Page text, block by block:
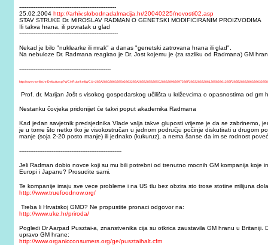
------------------------------------------------------
25.02.2004 http://arhiv.slobodnadalmacija.hr/20040225/novosti02.asp
STAV STRUKE Dr. MIROSLAV RADMAN O GENETSKI MODIFICIRANIM PROIZVODIMA
Ili takva hrana, ili povratak u glad
-------------------------------------------------------
Nekad je bilo "nuklearke ili mrak" a danas "genetski zatrovana hrana ili glad".
Na nebuloze Dr. Radmana reagirao je Dr. Jost kojemu je (za razliku od Radmana) GM
---------------------------------------------------
http://www.novilist.hr/
Prof. dr. Marijan Jošt s visokog gospodarskog učilišta u križevcima o opasnostima od gm
Nestanku čovjeka pridonijet će takvi poput akademika Radmana
Kad jedan savjetnik predsjednika Vlade valja takve gluposti vrijeme je da se zabrinemo,
je u tome što netko tko je visokostručan u jednom području počinje diskutirati u drugom
manje (soja 2-20 posto manje) ili jednako (kukuruz), a nema šanse da im se rodnost
---------------------------------------------------------
Jeli Radman dobio novce koji su mu bili potrebni od trenutno mocnih GM kompanija koje
Europi i Japanu? Prosudite sami.
Te kompanije imaju sve vece probleme i na US tlu bez obzira sto trose stotine milijuna
http://www.truefoodnow.org/
Treba li Hrvatskoj GMO? Ne propustite pronaci odgovor na:
http://www.uke.hr/priroda/
Pogledi Dr Aarpad Pusztai-a, znanstvenika cija su otkrica zaustavila GM hranu u Britaniji.
upravo GM hrane:
http://www.organicconsumers.org/ge/pusztaihalt.cfm